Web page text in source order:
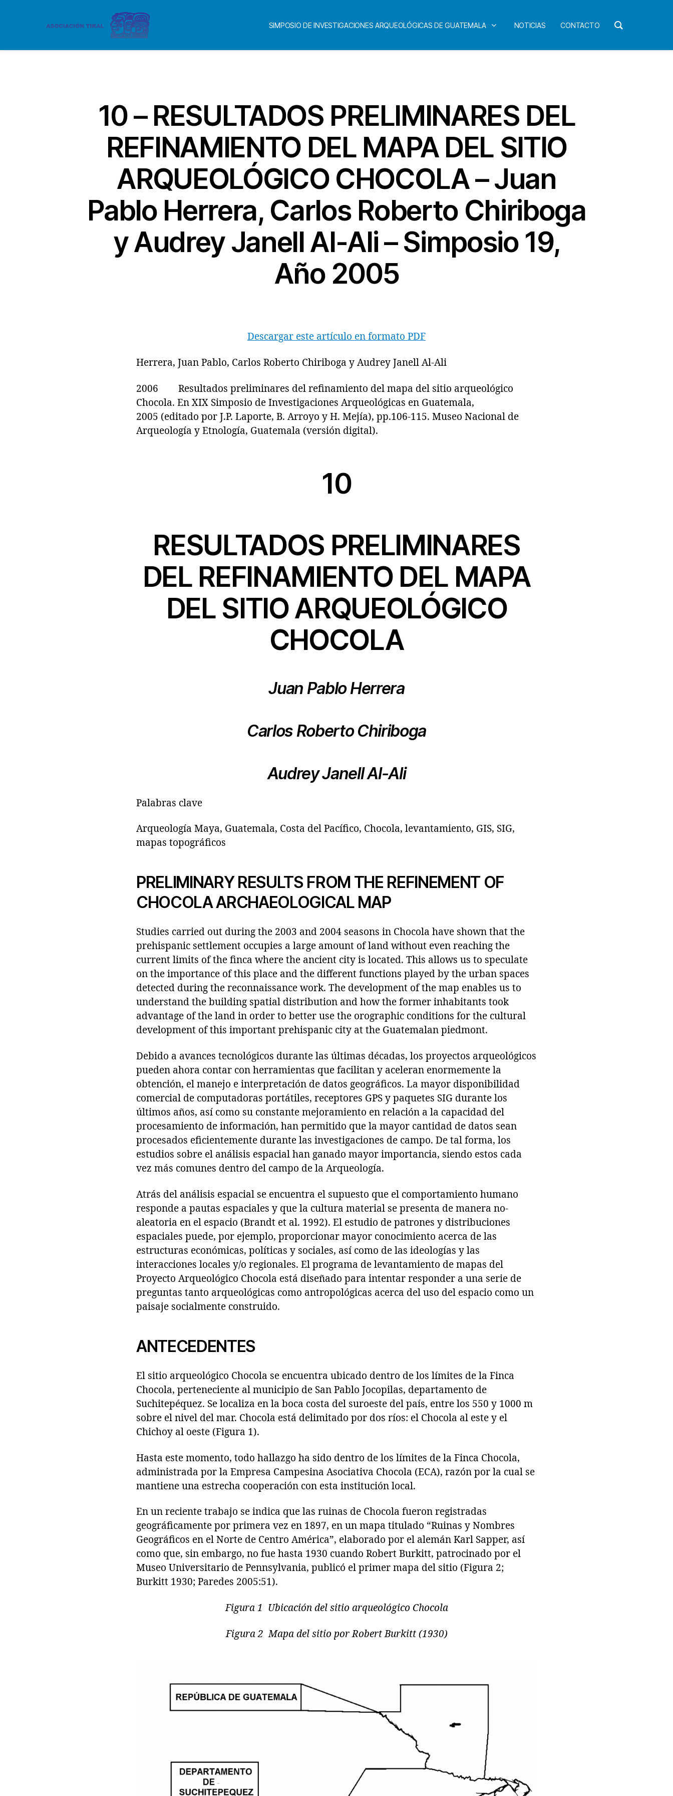
SIMPOSIO DE INVESTIGACIONES ARQUEOLÓGICAS DE GUATEMALA NOTICIAS CONTACTO
10 – RESULTADOS PRELIMINARES DEL
REFINAMIENTO DEL MAPA DEL SITIO
ARQUEOLÓGICO CHOCOLA – Juan
Pablo Herrera, Carlos Roberto Chiriboga
y Audrey Janell Al-Ali – Simposio 19,
Año 2005
Descargar este artículo en formato PDF
Herrera, Juan Pablo, Carlos Roberto Chiriboga y Audrey Janell Al-Ali
2006 Resultados preliminares del refinamiento del mapa del sitio arqueológico
Chocola. En XIX Simposio de Investigaciones Arqueológicas en Guatemala,
2005 (editado por J.P. Laporte, B. Arroyo y H. Mejía), pp.106-115. Museo Nacional de
Arqueología y Etnología, Guatemala (versión digital).
10
RESULTADOS PRELIMINARES
DEL REFINAMIENTO DEL MAPA
DEL SITIO ARQUEOLÓGICO
CHOCOLA
Juan Pablo Herrera
Carlos Roberto Chiriboga
Audrey Janell Al-Ali
Palabras clave
Arqueología Maya, Guatemala, Costa del Pacífico, Chocola, levantamiento, GIS, SIG,
mapas topográficos
PRELIMINARY RESULTS FROM THE REFINEMENT OF
CHOCOLA ARCHAEOLOGICAL MAP
Studies carried out during the 2003 and 2004 seasons in Chocola have shown that the
prehispanic settlement occupies a large amount of land without even reaching the
current limits of the finca where the ancient city is located. This allows us to speculate
on the importance of this place and the different functions played by the urban spaces
detected during the reconnaissance work. The development of the map enables us to
understand the building spatial distribution and how the former inhabitants took
advantage of the land in order to better use the orographic conditions for the cultural
development of this important prehispanic city at the Guatemalan piedmont.
Debido a avances tecnológicos durante las últimas décadas, los proyectos arqueológicos
pueden ahora contar con herramientas que facilitan y aceleran enormemente la
obtención, el manejo e interpretación de datos geográficos. La mayor disponibilidad
comercial de computadoras portátiles, receptores GPS y paquetes SIG durante los
últimos años, así como su constante mejoramiento en relación a la capacidad del
procesamiento de información, han permitido que la mayor cantidad de datos sean
procesados eficientemente durante las investigaciones de campo. De tal forma, los
estudios sobre el análisis espacial han ganado mayor importancia, siendo estos cada
vez más comunes dentro del campo de la Arqueología.
Atrás del análisis espacial se encuentra el supuesto que el comportamiento humano
responde a pautas espaciales y que la cultura material se presenta de manera no-
aleatoria en el espacio (Brandt et al. 1992). El estudio de patrones y distribuciones
espaciales puede, por ejemplo, proporcionar mayor conocimiento acerca de las
estructuras económicas, políticas y sociales, así como de las ideologías y las
interacciones locales y/o regionales. El programa de levantamiento de mapas del
Proyecto Arqueológico Chocola está diseñado para intentar responder a una serie de
preguntas tanto arqueológicas como antropológicas acerca del uso del espacio como un
paisaje socialmente construido.
ANTECEDENTES
El sitio arqueológico Chocola se encuentra ubicado dentro de los límites de la Finca
Chocola, perteneciente al municipio de San Pablo Jocopilas, departamento de
Suchitepéquez. Se localiza en la boca costa del suroeste del país, entre los 550 y 1000 m
sobre el nivel del mar. Chocola está delimitado por dos ríos: el Chocola al este y el
Chichoy al oeste (Figura 1).
Hasta este momento, todo hallazgo ha sido dentro de los límites de la Finca Chocola,
administrada por la Empresa Campesina Asociativa Chocola (ECA), razón por la cual se
mantiene una estrecha cooperación con esta institución local.
En un reciente trabajo se indica que las ruinas de Chocola fueron registradas
geográficamente por primera vez en 1897, en un mapa titulado “Ruinas y Nombres
Geográficos en el Norte de Centro América”, elaborado por el alemán Karl Sapper, así
como que, sin embargo, no fue hasta 1930 cuando Robert Burkitt, patrocinado por el
Museo Universitario de Pennsylvania, publicó el primer mapa del sitio (Figura 2;
Burkitt 1930; Paredes 2005:51).
Figura 1 Ubicación del sitio arqueológico Chocola
Figura 2 Mapa del sitio por Robert Burkitt (1930)